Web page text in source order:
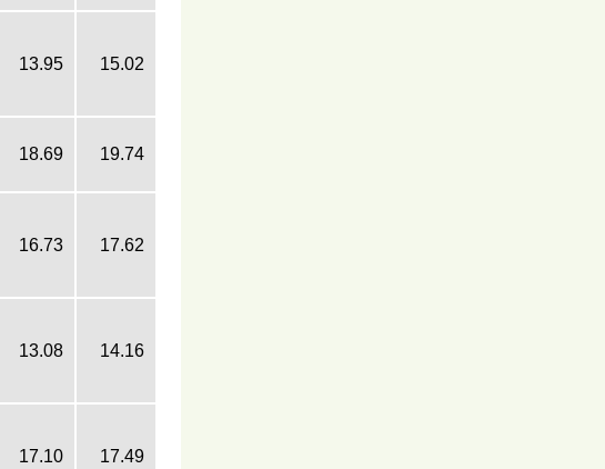
13.95 15.02
18.69 19.74
16.73 17.62
13.08 14.16
17.10 17.49